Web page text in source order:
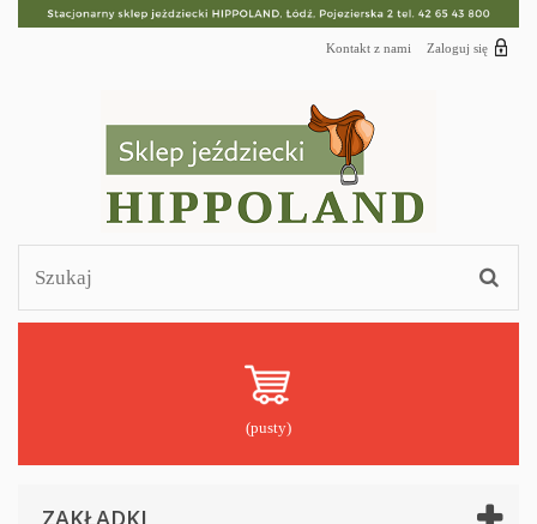
Zaloguj się
Kontakt z nami
(pusty)